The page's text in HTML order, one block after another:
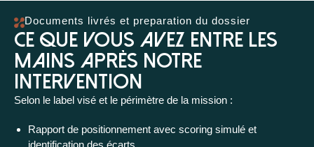
Documents livrés et preparation du dossier
Ce que vous avez entre les
mains après notre
intervention
Selon le label visé et le périmètre de la mission :
Rapport de positionnement avec scoring simulé et
identification des écarts